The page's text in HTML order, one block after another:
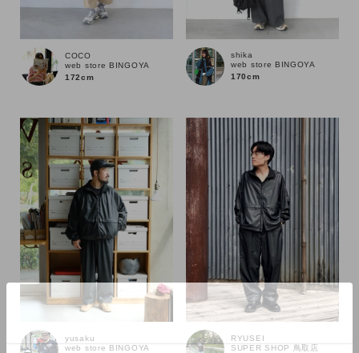
COCO
web store BINGOYA
172cm
shika
web store BINGOYA
170cm
yusaku
web store BINGOYA
RYUSEI
SUPER SHOP 鳥取店